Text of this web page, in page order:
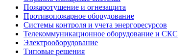
Пожаротушение и огнезащита
Противопожарное оборудование
Системы контроля и учета энергоресурсов
Телекоммуникационное оборудование и СКС
Электрооборудование
Типовые решения